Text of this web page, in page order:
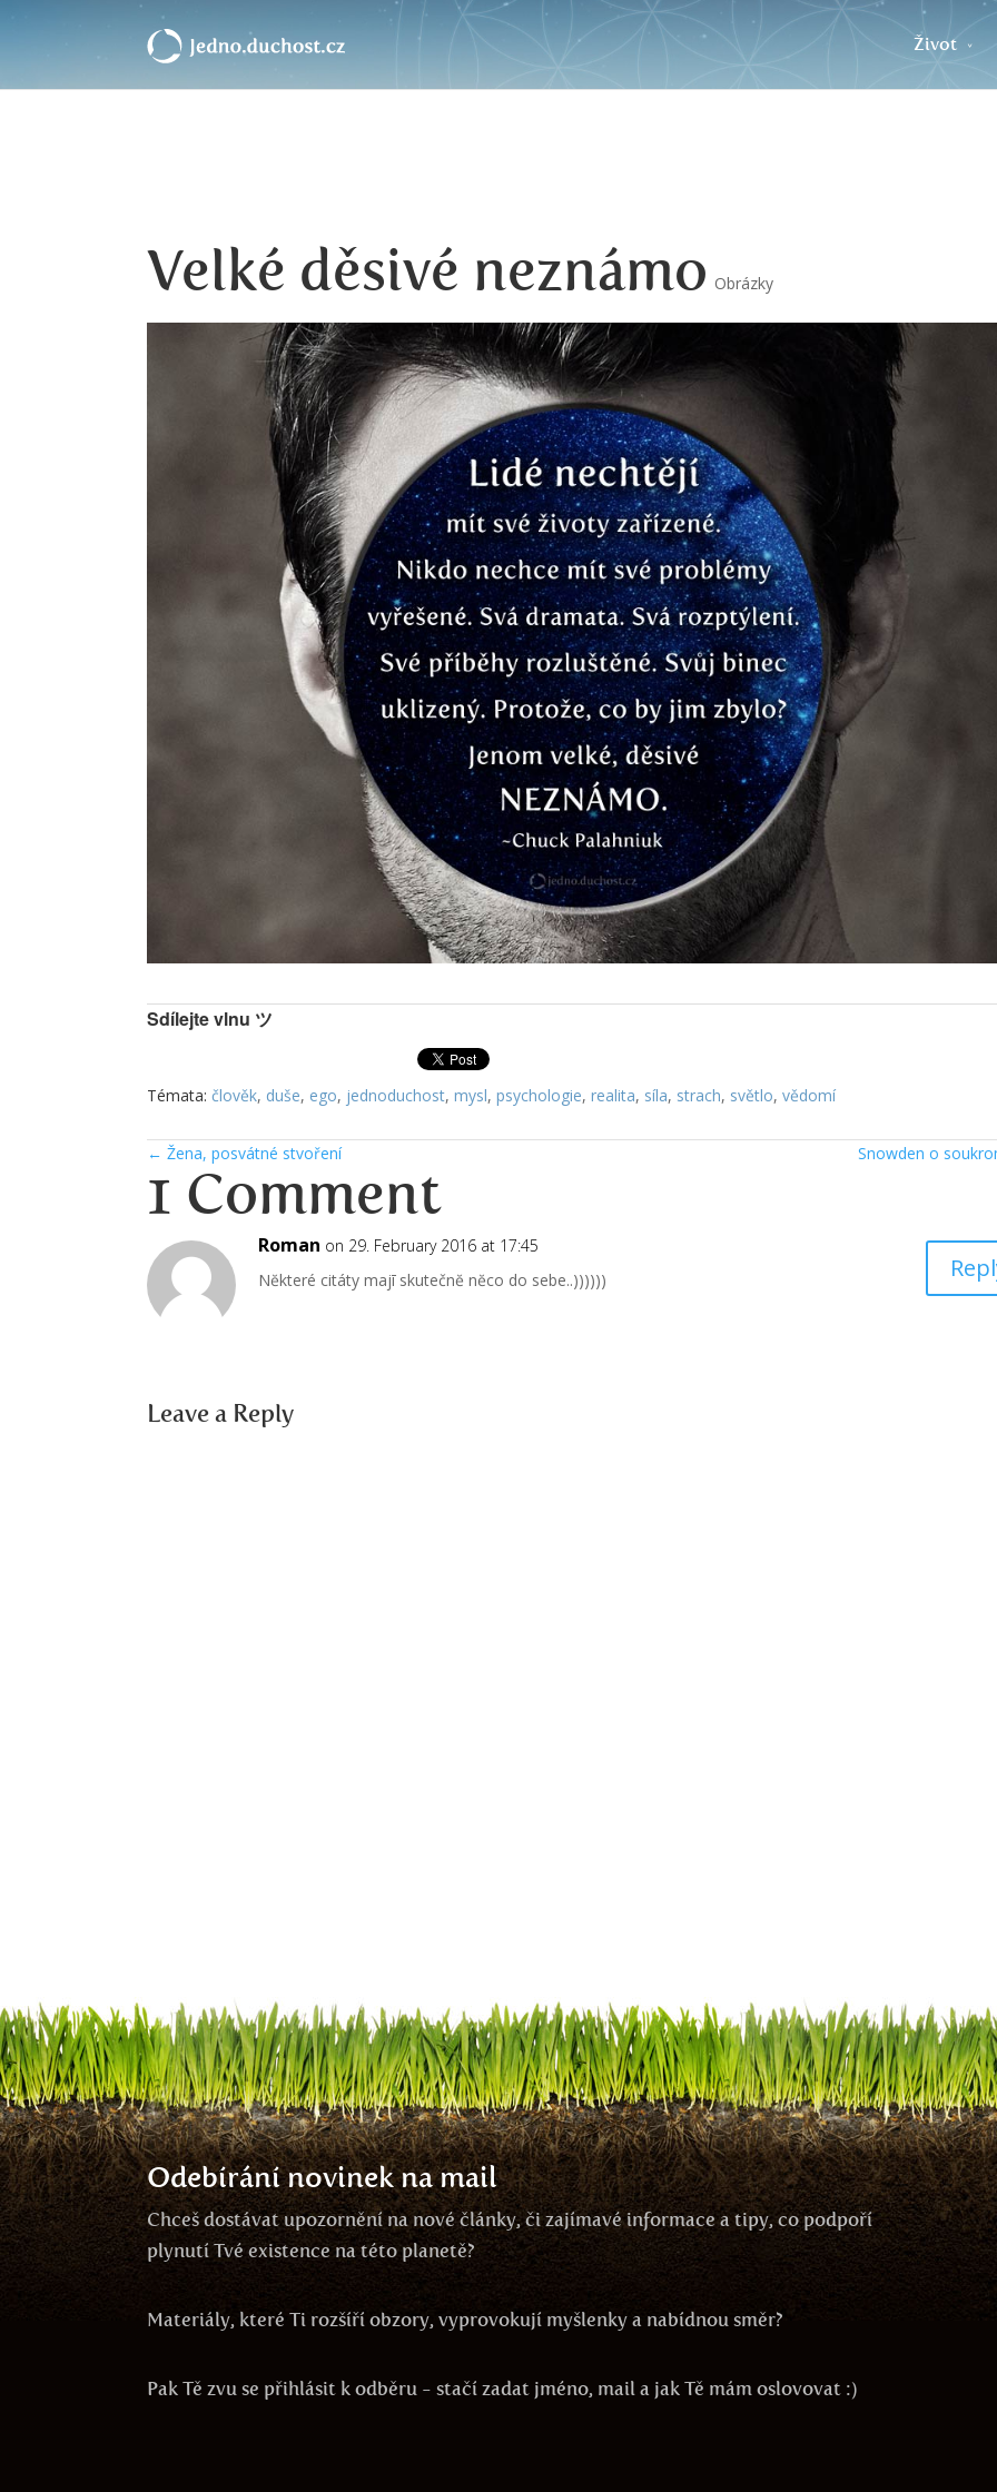
Život
Velké děsivé neznámo Obrázky
Sdílejte vlnu ツ
Témata: člověk, duše, ego, jednoduchost, mysl, psychologie, realita, síla, strach, světlo, vědomí
← Žena, posvátné stvoření Snowden o
1 Comment
Roman on 29. February 2016 at 17:45
Nĕkteré citáty majī skutečnĕ nĕco do sebe..))))))
Leave a Reply
Odebírání novinek na mail
Chceš dostávat upozornění na nové články, či zajímavé informace a tipy, co podpoří
plynutí Tvé existence na této planetě?
Materiály, které Ti rozšíří obzory, vyprovokují myšlenky a nabídnou směr?
Pak Tě zvu se přihlásit k odběru - stačí zadat jméno, mail a jak Tě mám oslovovat :)